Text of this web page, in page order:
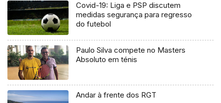
Covid-19: Liga e PSP discutem
medidas segurança para regresso
do futebol
Paulo Silva compete no Masters
Absoluto em ténis
Andar à frente dos RGT